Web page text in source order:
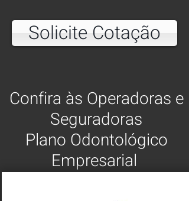
Solicite Cotação
Confira às Operadoras e
Seguradoras
Plano Odontológico
Empresarial